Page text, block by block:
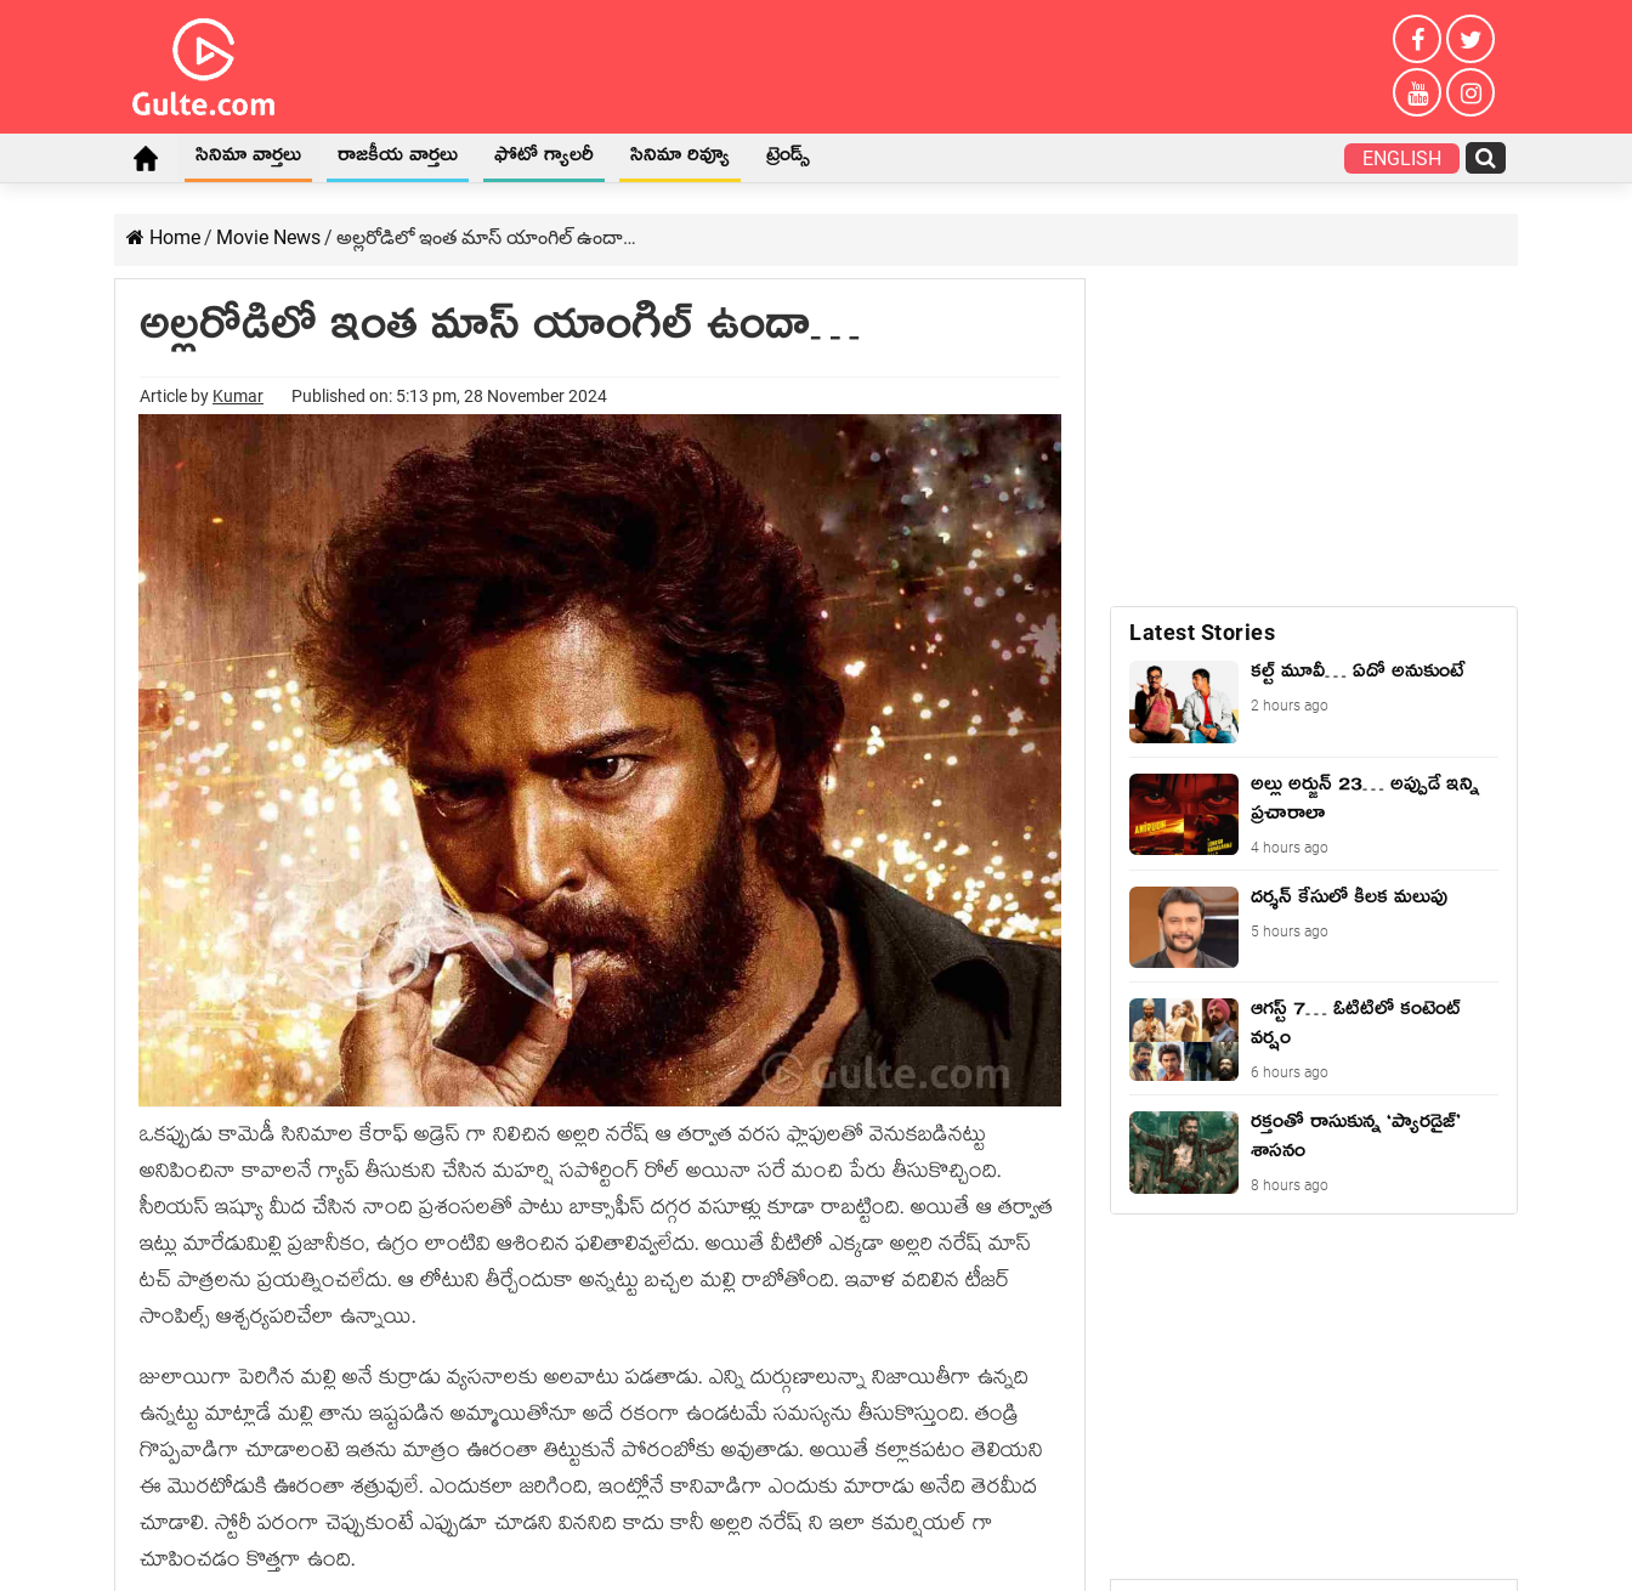
సినిమా వార్తలు రాజకీయ వార్తలు ఫోటో గ్యాలరీ సినిమా రివ్యూ ట్రెండ్స్ ENGLISH
Home/ Movie News/ అల్లరోడిలో ఇంత మాస్ యాంగిల్ ఉందా…
అల్లరోడిలో ఇంత మాస్ యాంగిల్ ఉందా…
Article by Kumar Published on: 5:13 pm, 28 November 2024
ఒకప్పుడు కామెడీ సినిమాల కేరాఫ్ అడ్రెస్ గా నిలిచిన అల్లరి నరేష్ ఆ తర్వాత వరస ఫ్లాపులతో వెనుకబడినట్టు
అనిపించినా కావాలనే గ్యాప్ తీసుకుని చేసిన మహర్షి సపోర్టింగ్ రోల్ అయినా సరే మంచి పేరు తీసుకొచ్చింది.
సీరియస్ ఇష్యూ మీద చేసిన నాంది ప్రశంసలతో పాటు బాక్సాఫీస్ దగ్గర వసూళ్లు కూడా రాబట్టింది. అయితే ఆ తర్వాత
ఇట్లు మారేడుమిల్లి ప్రజానీకం, ఉగ్రం లాంటివి ఆశించిన ఫలితాలివ్వలేదు. అయితే వీటిలో ఎక్కడా అల్లరి నరేష్ మాస్
టచ్ పాత్రలను ప్రయత్నించలేదు. ఆ లోటుని తీర్చేందుకా అన్నట్టు బచ్చల మల్లి రాబోతోంది. ఇవాళ వదిలిన టీజర్
సాంపిల్స్ ఆశ్చర్యపరిచేలా ఉన్నాయి.
జులాయిగా పెరిగిన మల్లి అనే కుర్రాడు వ్యసనాలకు అలవాటు పడతాడు. ఎన్ని దుర్గుణాలున్నా నిజాయితీగా ఉన్నది
ఉన్నట్టు మాట్లాడే మల్లి తాను ఇష్టపడిన అమ్మాయితోనూ అదే రకంగా ఉండటమే సమస్యను తీసుకొస్తుంది. తండ్రి
గొప్పవాడిగా చూడాలంటె ఇతను మాత్రం ఊరంతా తిట్టుకునే పోరంబోకు అవుతాడు. అయితే కల్లాకపటం తెలియని
ఈ మొరటోడుకి ఊరంతా శత్రువులే. ఎందుకలా జరిగింది, ఇంట్లోనే కానివాడిగా ఎందుకు మారాడు అనేది తెరమీద
చూడాలి. స్టోరీ పరంగా చెప్పుకుంటే ఎప్పుడూ చూడని విననిది కాదు కానీ అల్లరి నరేష్ ని ఇలా కమర్షియల్ గా
చూపించడం కొత్తగా ఉంది.
Latest Stories
కల్ట్ మూవీ… ఏదో అనుకుంటే
2 hours ago
అల్లు అర్జున్ 23… అప్పుడే ఇన్ని
ప్రచారాలా
4 hours ago
దర్శన్ కేసులో కీలక మలుపు
5 hours ago
ఆగస్ట్ 7… ఓటిటిలో కంటెంట్
వర్షం
6 hours ago
రక్తంతో రాసుకున్న ‘ప్యారడైజ్’
శాసనం
8 hours ago